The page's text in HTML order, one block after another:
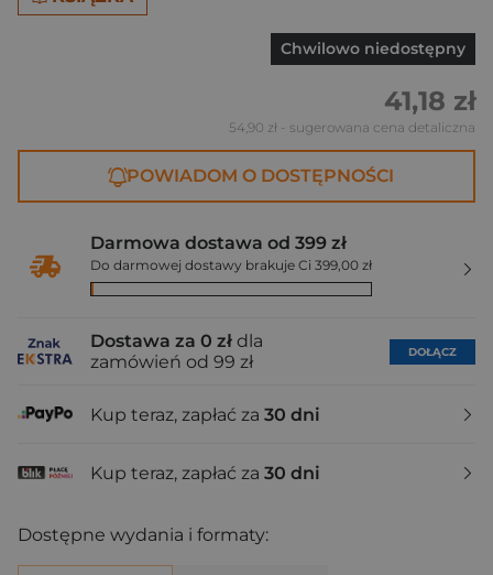
Chwilowo niedostępny
41,18 zł
54,90 zł - sugerowana cena detaliczna
POWIADOM O DOSTĘPNOŚCI
Darmowa dostawa od 399 zł
Do darmowej dostawy brakuje Ci 399,00 zł
Dostawa za 0 zł dla
zamówień od 99 zł
DOŁĄCZ
Kup teraz, zapłać za 30 dni
Kup teraz, zapłać za 30 dni
Dostępne wydania i formaty: